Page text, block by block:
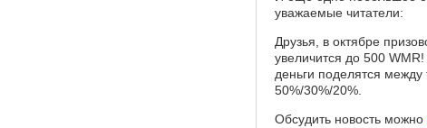
уважаемые читатели:
Друзья, в октябре
увеличится до 500
деньги поделятся
50%/30%/20%.
Обсудить новость можно